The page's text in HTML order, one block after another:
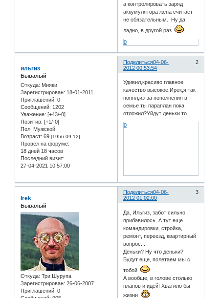
а контролировать заряд
аккумулятора жена считает
не обязательным. Ну да
ладно, в другой раз.
0
Поделиться 2
04-06-
2012 00:53:54
ильгиз
Бывалый
Откуда: Мияки
Зарегистрирован: 18-01-2011
Приглашений: 0
Сообщений: 1202
Уважение: [+43/-0]
Позитив: [+1/-0]
Пол: Мужской
Возраст: 69 [1956-09-12]
Провел на форуме:
18 дней 18 часов
Последний визит:
27-04-2021 10:57:00
Удивил,красиво,главное
качество высокое.Ирек,я так
понял,из-за пополнения в
семье ты параплан пока
отложил?Уйдут деньки то.
0
Поделиться 3
04-06-
2012 01:02:00
Irek
Бывалый
Откуда: Три Шурупа
Зарегистрирован: 26-06-2007
Приглашений: 0
Да, Ильгиз, забот сильно
прибавилось. А тут еще
командировки, стройка,
ремонт, переезд, квартирный
вопрос...
Деньки? Ну что деньки?
Будут еще, полетаем мы с
тобой
А вообще, в голове столько
планов и идей! Хватило бы
жизни